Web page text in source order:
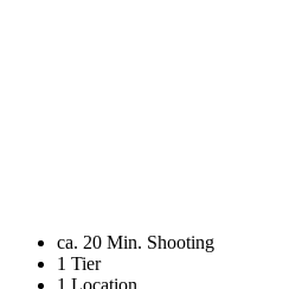
ca. 20 Min. Shooting
1 Tier